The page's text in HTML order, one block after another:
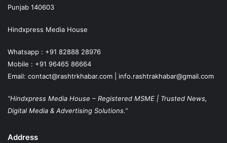
Punjab 140603
Hindxpress Media House
Whatsapp : +91 82888 28976
Mobile : +91 96465 86664
Email: contact@rashtrkhabar.com | info.rashtrakhabar@gmail.com
“Hindxpress Media House – Registered MSME | Trusted News,
Digital Media & Advertising Solutions.”
Address